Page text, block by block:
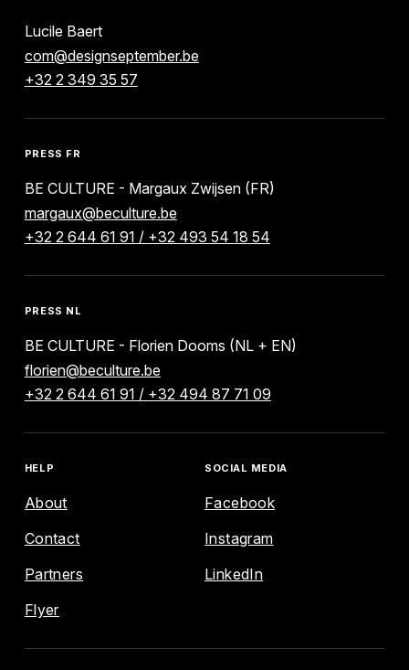
ENGLISH NEDERLANDS
EXPLORE
AGENDA
HELP
About
Contact
Partners
Flyer
SOCIAL MEDIA
Facebook
Instagram
LinkedIn
Lucile Baert
com@designseptember.be
+32 2 349 35 57
PRESS FR
BE CULTURE - Margaux Zwijsen (FR)
margaux@beculture.be
+32 2 644 61 91 / +32 493 54 18 54
PRESS NL
BE CULTURE - Florien Dooms (NL + EN)
florien@beculture.be
+32 2 644 61 91 / +32 494 87 71 09